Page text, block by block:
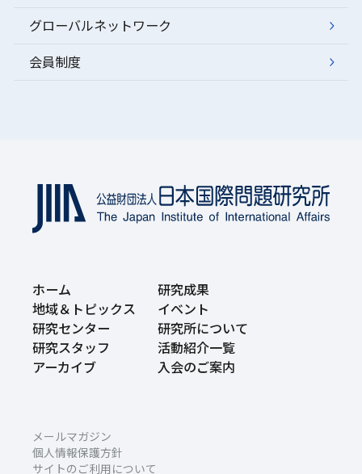
グローバルネットワーク
会員制度
ホーム
研究成果
地域＆トピックス
イベント
研究センター
研究所について
研究スタッフ
活動紹介一覧
アーカイブ
入会のご案内
メールマガジン
個人情報保護方針
サイトのご利用について